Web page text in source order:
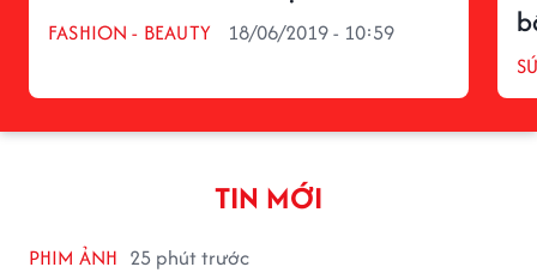
FASHION - BEAUTY 18/06/2019 - 10:59
TIN MỚI
PHIM ẢNH 25 phút trước